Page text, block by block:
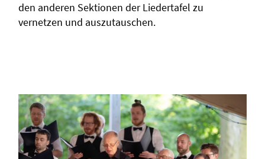
den anderen Sektionen der Liedertafel zu
vernetzen und auszutauschen.